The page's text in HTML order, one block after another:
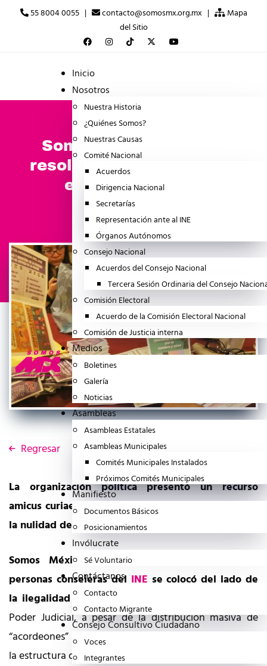
55 8004 0055 | contacto@somosmx.org.mx |
Mapa
del Sitio
Inicio
Nosotros
Nuestra Historia
¿Quiénes Somos?
Nuestras Causas
Comité Nacional
Acuerdos
Dirigencia Nacional
Secretarías
Representación ante al INE
Órganos Autónomos
Consejo Nacional
Acuerdos del Consejo Nacional
Tercera Sesión Ordinaria del Consejo
Comisión Electoral
Acuerdo de la Comisión Electoral Nacional
Comisión de Justicia interna
Medios
Boletines
Galería
Noticias
Asambleas
Asambleas Estatales
Asambleas Municipales
Comités Municipales Instalados
Próximos Comités Municipales
Manifiesto
Documentos Básicos
Posicionamientos
Invólucrate
Sé Voluntario
Contáctanos
Contacto
Contacto Migrante
Consejo Consultivo Ciudadano
Voces
Integrantes
Somos México critica
resolución del INE sobre
elección judicial
Regresar
La organización política presentó un recurso
amicus curiae ante el Tribunal Electoral para exigir
la nulidad de la elección en el Poder Judicial.
Somos México afirmó que la mayoría de las
personas consejeras del INE se colocó del lado de
la ilegalidadal avalar la elección de integrantes del
Poder Judicial, a pesar de la distribución masiva de
“acordeones” por parte de miembros del gobierno, de
la estructura de Morena y del crimen organizado.